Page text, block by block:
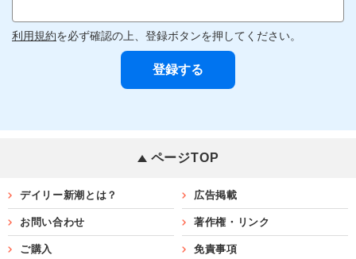
利用規約を必ず確認の上、登録ボタンを押してください。
ページTOP
デイリー新潮とは？ 広告掲載
お問い合わせ 著作権・リンク
ご購入 免責事項